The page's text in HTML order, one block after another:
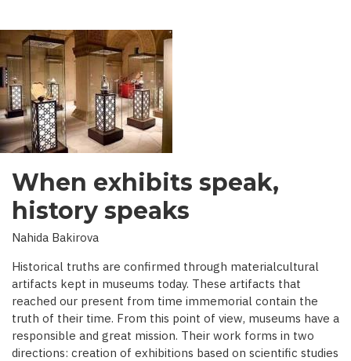
When exhibits speak,
history speaks
Nahida Bakirova
Historical truths are confirmed through materialcultural
artifacts kept in museums today. These artifacts that
reached our present from time immemorial contain the
truth of their time. From this point of view, museums have a
responsible and great mission. Their work forms in two
directions: creation of exhibitions based on scientific studies